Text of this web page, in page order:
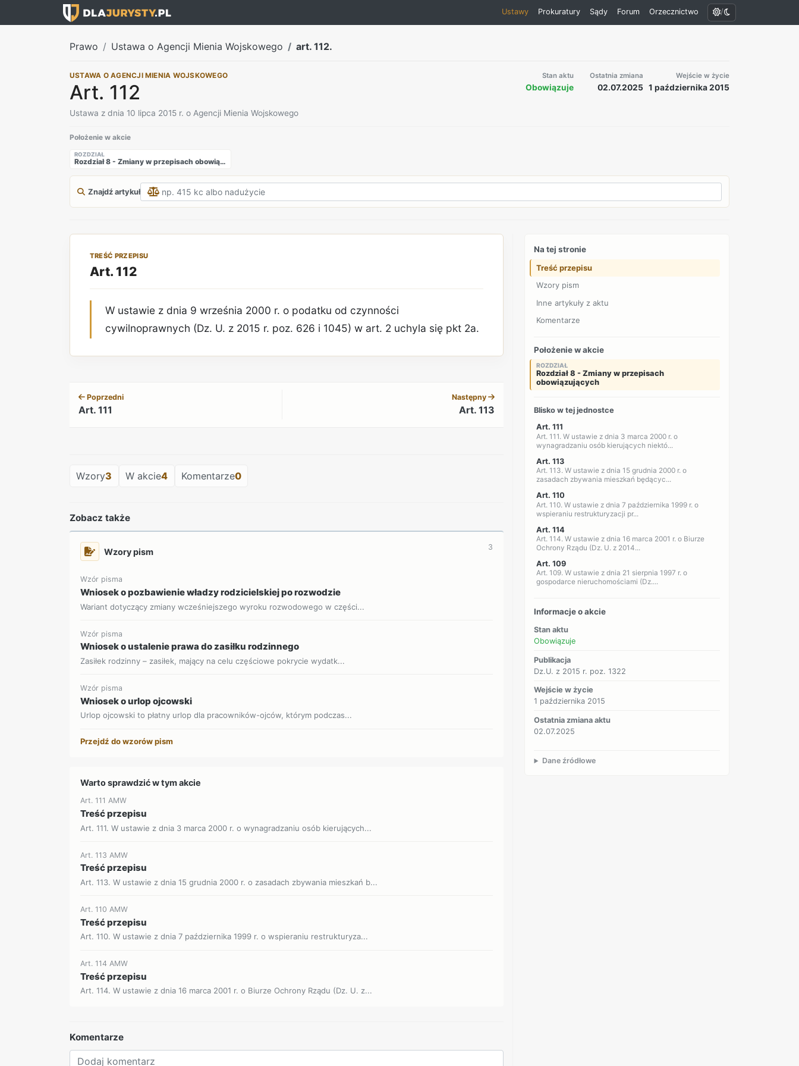
Ustawy Prokuratury Sądy Forum Orzecznictwo /
Prawo Ustawa o Agencji Mienia Wojskowego art. 112.
USTAWA O AGENCJI MIENIA WOJSKOWEGO
Art. 112
Ustawa z dnia 10 lipca 2015 r. o Agencji Mienia Wojskowego
Stan aktu
Obowiązuje
Ostatnia zmiana
02.07.2025
Wejście w życie
1 października 2015
Położenie w akcie
ROZDZIAŁ
Rozdział 8 - Zmiany w przepisach obowiązujących
Znajdź artykuł
TREŚĆ PRZEPISU
Art. 112
W ustawie z dnia 9 września 2000 r. o podatku od czynności
cywilnoprawnych (Dz. U. z 2015 r. poz. 626 i 1045) w art. 2 uchyla się pkt 2a.
Poprzedni
Art. 111
Następny
Art. 113
Wzory3 W akcie4 Komentarze0
Zobacz także
Wzory pism 3
Wzór pisma
Wniosek o pozbawienie władzy rodzicielskiej po rozwodzie
Wariant dotyczący zmiany wcześniejszego wyroku rozwodowego w części...
Wzór pisma
Wniosek o ustalenie prawa do zasiłku rodzinnego
Zasiłek rodzinny – zasiłek, mający na celu częściowe pokrycie wydatk...
Wzór pisma
Wniosek o urlop ojcowski
Urlop ojcowski to płatny urlop dla pracowników-ojców, którym podczas...
Przejdź do wzorów pism
Warto sprawdzić w tym akcie
Art. 111 AMW
Treść przepisu
Art. 111. W ustawie z dnia 3 marca 2000 r. o wynagradzaniu osób kierujących...
Art. 113 AMW
Treść przepisu
Art. 113. W ustawie z dnia 15 grudnia 2000 r. o zasadach zbywania mieszkań b...
Art. 110 AMW
Treść przepisu
Art. 110. W ustawie z dnia 7 października 1999 r. o wspieraniu restrukturyza...
Art. 114 AMW
Treść przepisu
Art. 114. W ustawie z dnia 16 marca 2001 r. o Biurze Ochrony Rządu (Dz. U. z...
Komentarze
Na tej stronie
Treść przepisu
Wzory pism
Inne artykuły z aktu
Komentarze
Położenie w akcie
ROZDZIAŁ
Rozdział 8 - Zmiany w przepisach
obowiązujących
Blisko w tej jednostce
Art. 111
Art. 111. W ustawie z dnia 3 marca 2000 r. o
wynagradzaniu osób kierujących niektó...
Art. 113
Art. 113. W ustawie z dnia 15 grudnia 2000 r. o
zasadach zbywania mieszkań będącyc...
Art. 110
Art. 110. W ustawie z dnia 7 października 1999 r. o
wspieraniu restrukturyzacji pr...
Art. 114
Art. 114. W ustawie z dnia 16 marca 2001 r. o Biurze
Ochrony Rządu (Dz. U. z 2014...
Art. 109
Art. 109. W ustawie z dnia 21 sierpnia 1997 r. o
gospodarce nieruchomościami (Dz....
Informacje o akcie
Stan aktu
Obowiązuje
Publikacja
Dz.U. z 2015 r. poz. 1322
Wejście w życie
1 października 2015
Ostatnia zmiana aktu
02.07.2025
Dane źródłowe